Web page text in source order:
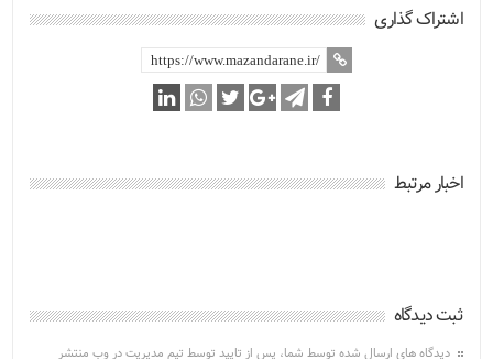
اشتراک گذاری
اخبار مرتبط
ثبت دیدگاه
دیدگاه های ارسال شده توسط شما، پس از تایید توسط تیم مدیریت در وب منتشر